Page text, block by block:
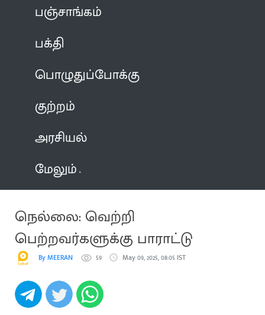
பஞ்சாங்கம்
பக்தி
பொழுதுப்போக்கு
குற்றம்
அரசியல்
மேலும்
நெல்லை: வெற்றி
பெற்றவர்களுக்கு பாராட்டு
By MEERAN 59 May 09, 2025, 08:05 IST